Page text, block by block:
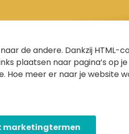
de andere. Dankzij HTML-
plaatsen naar pagina’s op
. Hoe meer er naar je website
marketingtermen